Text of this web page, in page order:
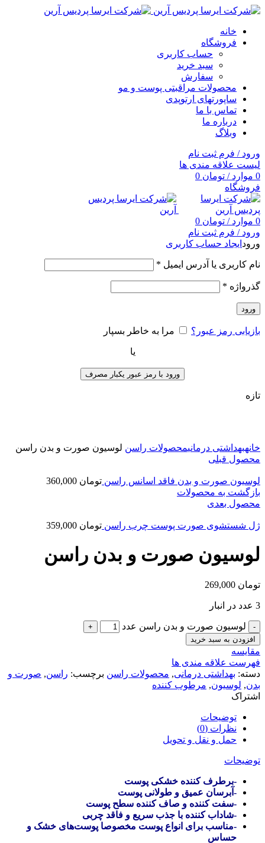
خانه
فروشگاه
حساب کاربری
سبد خرید
سفارش
محصولات مراقبتی پوست و مو
ساپورتهای ارتوپدی
تماس با ما
درباره ما
وبلاگ
ورود / فرم ثبت نام
لیست علاقه مندی ها
0 موارد / تومان
فروشگاه
0 موارد / تومان
ورود / فرم ثبت نام
ورود ایجاد حساب کاربری
نام کاربری یا آدرس ایمیل *
گذرواژه *
ورود
بازیابی رمز عبور؟ مرا به خاطر بسپار
یا
ورود با رمز عبور یکبار مصرف
تازه
خانهبهداشتی درمانیمحصولات راسن لوسیون صورت و بدن راسن
محصول قبلی
لوسیون صورت و بدن فاقد اسانس راسن تومان
بازگشت به محصولات
محصول بعدی
ژل شستشوی صورت پوست چرب راسن تومان
لوسیون صورت و بدن راسن
تومان
3 عدد در انبار
لوسیون صورت و بدن راسن عدد
افزودن به سبد خرید
مقایسه
فهرست علاقه مندی ها
دسته: بهداشتی درمانی, محصولات راسن برچسب: راسن, صورت و
بدن, لوسیون, مرطوب کننده
اشتراک
توضیحات
نظرات (0)
حمل و نقل و تحویل
توضیحات
-برطرف کننده خشکی پوست
-آبرسان عمیق و طولانی پوست
-سفت کننده و صاف کننده سطح پوست
-شاداب کننده با جذب سریع و فاقد چربی
-مناسب برای انواع پوست مخصوصا پوست‌های خشک و
حساس